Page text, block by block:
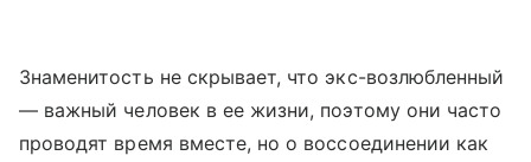
Знаменитость не скрывает, что экс-возлюбленный
— важный человек в ее жизни, поэтому они часто
проводят время вместе, но о воссоединении как